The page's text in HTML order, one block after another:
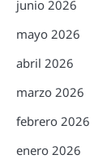
junio 2026
mayo 2026
abril 2026
marzo 2026
febrero 2026
enero 2026